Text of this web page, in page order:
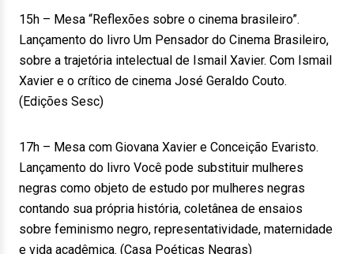
15h – Mesa “Reflexões sobre o cinema brasileiro”.
Lançamento do livro Um Pensador do Cinema Brasileiro,
sobre a trajetória intelectual de Ismail Xavier. Com Ismail
Xavier e o crítico de cinema José Geraldo Couto.
(Edições Sesc)
17h – Mesa com Giovana Xavier e Conceição Evaristo.
Lançamento do livro Você pode substituir mulheres
negras como objeto de estudo por mulheres negras
contando sua própria história, coletânea de ensaios
sobre feminismo negro, representatividade, maternidade
e vida acadêmica. (Casa Poéticas Negras)